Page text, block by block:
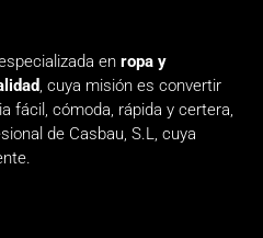
enropa y
, cuya misión es convertir
fácil, cómoda, rápida y certera,
de Casbau, S.L, cuya